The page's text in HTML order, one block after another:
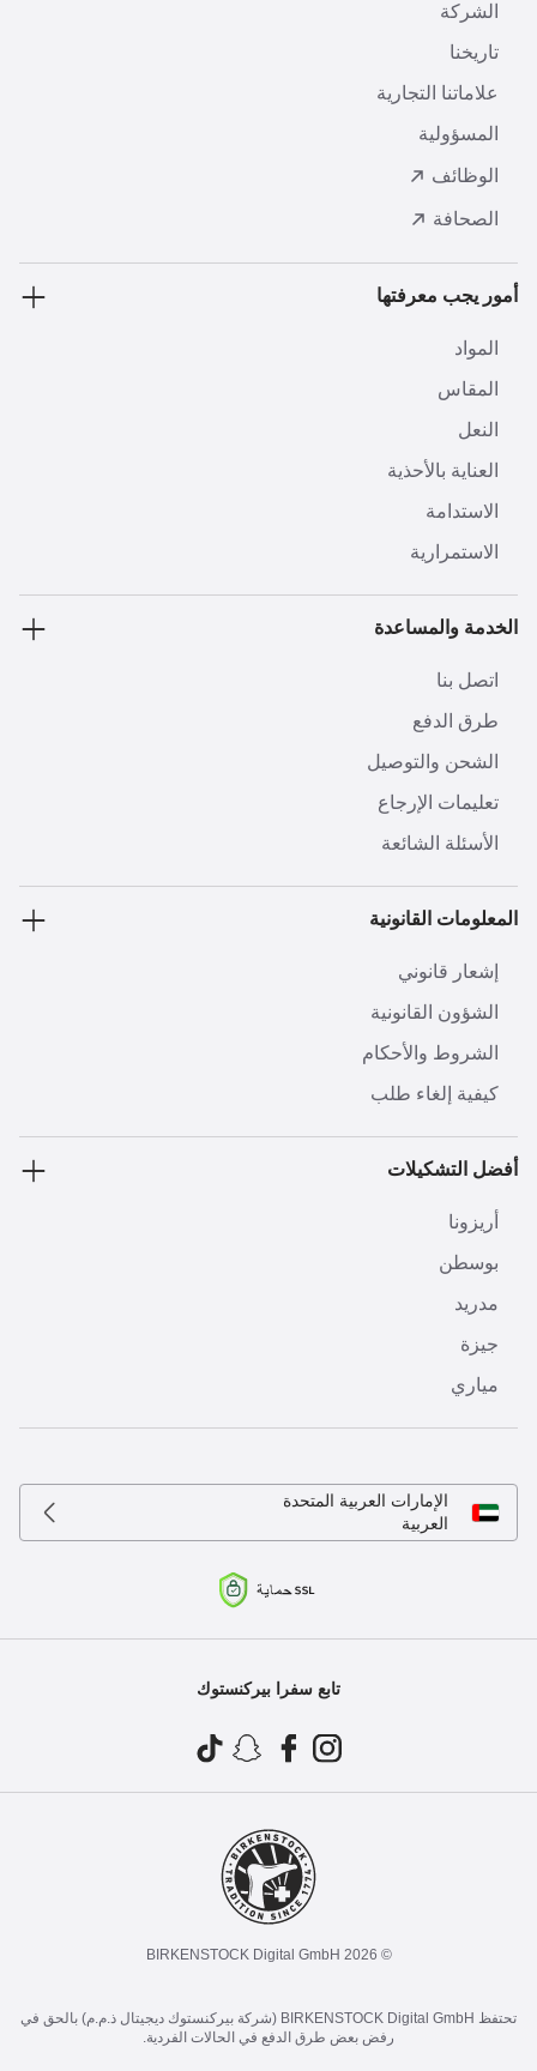
الشركة
تاريخنا
علاماتنا التجارية
المسؤولية
الوظائف
الصحافة
أمور يجب معرفتها
المواد
المقاس
النعل
العناية بالأحذية
الاستدامة
الاستمرارية
الخدمة والمساعدة
اتصل بنا
طرق الدفع
الشحن والتوصيل
تعليمات الإرجاع
الأسئلة الشائعة
المعلومات القانونية
إشعار قانوني
الشؤون القانونية
الشروط والأحكام
كيفية إلغاء طلب
أفضل التشكيلات
أريزونا
بوسطن
مدريد
جيزة
مياري
الإمارات العربية المتحدة
العربية
تابع سفرا بيركنستوك
© 2026 BIRKENSTOCK Digital GmbH
تحتفظ BIRKENSTOCK Digital GmbH (شركة بيركنستوك ديجيتال ذ.م.م) بالحق في
رفض بعض طرق الدفع في الحالات الفردية.